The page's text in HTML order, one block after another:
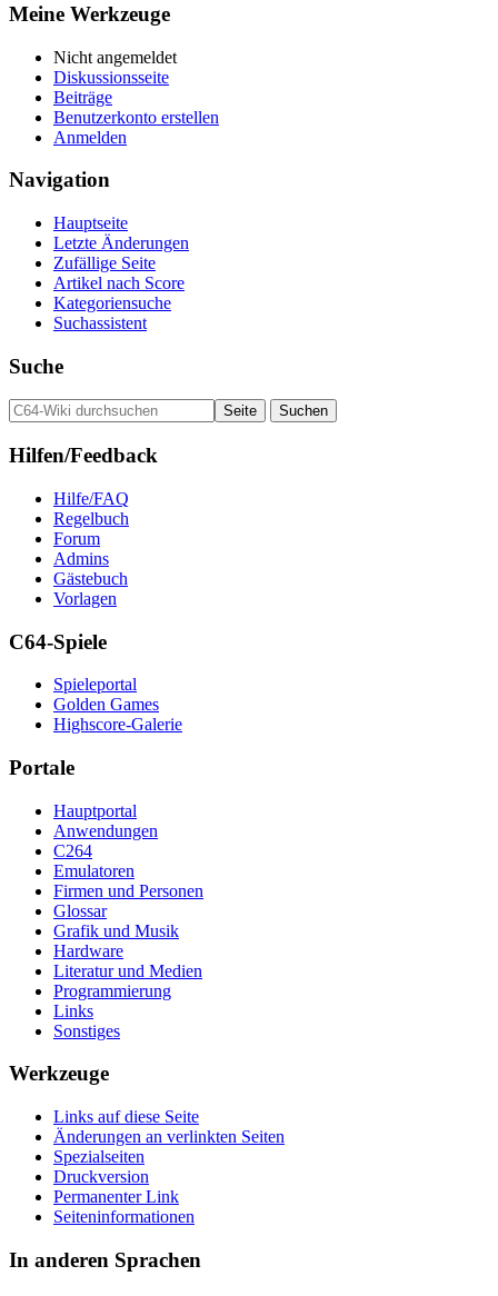
Meine Werkzeuge
Nicht angemeldet
Diskussionsseite
Beiträge
Benutzerkonto erstellen
Anmelden
Navigation
Hauptseite
Letzte Änderungen
Zufällige Seite
Artikel nach Score
Kategoriensuche
Suchassistent
Suche
Hilfen/Feedback
Hilfe/FAQ
Regelbuch
Forum
Admins
Gästebuch
Vorlagen
C64-Spiele
Spieleportal
Golden Games
Highscore-Galerie
Portale
Hauptportal
Anwendungen
C264
Emulatoren
Firmen und Personen
Glossar
Grafik und Musik
Hardware
Literatur und Medien
Programmierung
Links
Sonstiges
Werkzeuge
Links auf diese Seite
Änderungen an verlinkten Seiten
Spezialseiten
Druckversion
Permanenter Link
Seiten­­informationen
In anderen Sprachen